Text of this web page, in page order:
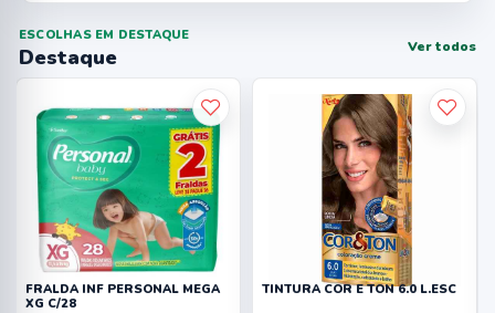
ESCOLHAS EM DESTAQUE
Destaque Ver todos
FRALDA INF PERSONAL MEGA
XG C/28
TINTURA COR E TON 6.0 L.ESC